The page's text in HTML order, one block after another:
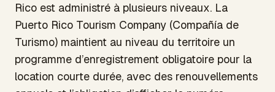
Rico est administré à plusieurs niveaux. La
Puerto Rico Tourism Company (Compañía de
Turismo) maintient au niveau du territoire un
programme d’enregistrement obligatoire pour la
location courte durée, avec des renouvellements